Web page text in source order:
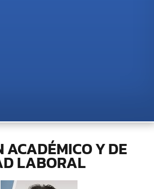
ACADÉMICO Y DE
LABORAL